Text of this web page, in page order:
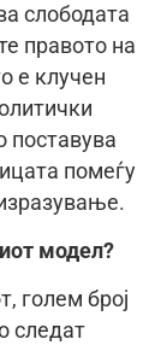
слободата
правото на
е клучен
поставува
помеѓу
модел?
голем број
следат